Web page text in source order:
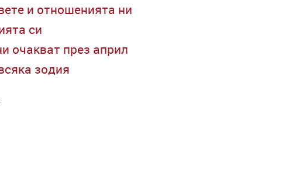
и отношенията ни
си
очакват през април
зодия